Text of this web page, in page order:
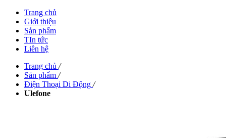
Trang chủ
Giới thiệu
Sản phẩm
TIn tức
Liên hệ
Trang chủ /
Sản phẩm /
Điện Thoại Di Động /
Ulefone